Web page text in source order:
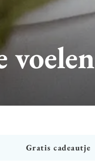
voelen
Gratis cadeautje